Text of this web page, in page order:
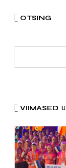
OTSING
VIIMASED